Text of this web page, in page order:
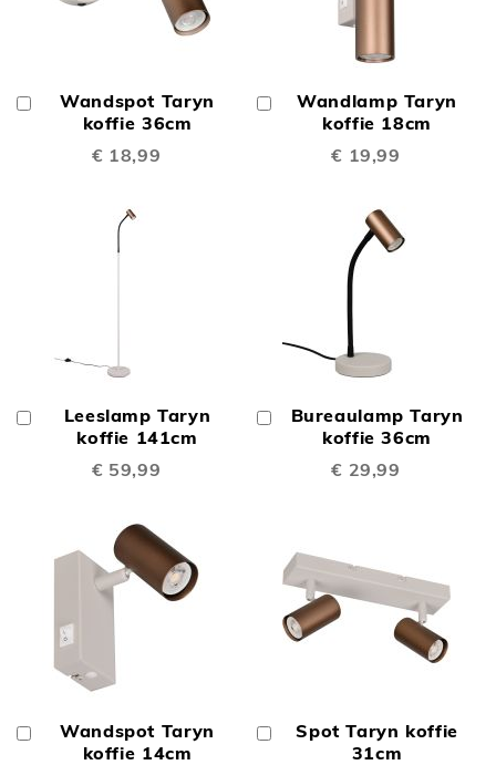
Wandspot Taryn
koffie 36cm
€ 18,99
Winkelwagen
Wandlamp Taryn
koffie 18cm
€ 19,99
Winkelwagen
Leeslamp Taryn
koffie 141cm
€ 59,99
Winkelwagen
Bureaulamp Taryn
koffie 36cm
€ 29,99
Winkelwagen
Wandspot Taryn
koffie 14cm
Winkelwagen
Spot Taryn koffie
31cm
Winkelwagen